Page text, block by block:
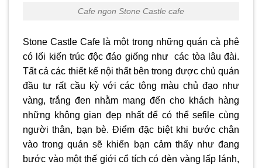
Cafe ngon Stone Castle cafe
Stone Castle Cafe là một trong những quán cà phê
có lối kiến trúc độc đáo giống như các tòa lâu đài.
Tất cả các thiết kế nội thất bên trong được chủ quán
đầu tư rất cầu kỳ với các tông màu chủ đạo như
vàng, trắng đen nhằm mang đến cho khách hàng
những không gian đẹp nhất để có thể sefile cùng
người thân, bạn bè. Điểm đặc biệt khi bước chân
vào trong quán sẽ khiến bạn cảm thấy như đang
bước vào một thế giới cổ tích có đèn vàng lấp lánh,